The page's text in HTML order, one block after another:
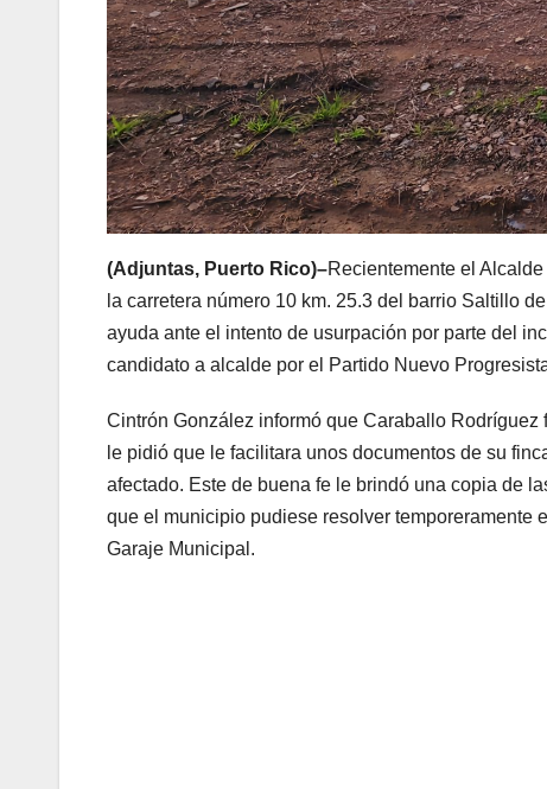
(Adjuntas, Puerto Rico)–Recientemente el
la carretera número 10 km. 25.3 del barrio Saltillo
ayuda ante el intento de usurpación por parte del
candidato a alcalde por el Partido Nuevo
Cintrón González informó que Caraballo
le pidió que le facilitara unos documentos de su
afectado. Este de buena fe le brindó una copia de
que el municipio pudiese resolver temporeramente
Garaje Municipal.